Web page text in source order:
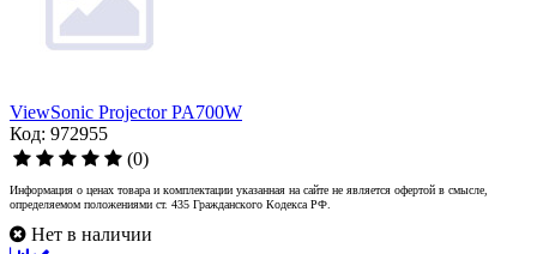
ViewSonic Projector PA700W
Код: 972955
(0)
Информация о ценах товара и комплектации указанная на сайте не является офертой в смысле,
определяемом положениями ст. 435 Гражданского Кодекса РФ.
Нет в наличии